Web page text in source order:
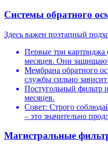
Системы обратного
Здесь важен поэтапный
Первые три картриджа
месяцев. Они
Мембрана обратного
службы сильно зависит
Постугольный фильтр
месяцев.
Совет: Строго
– это значительно
Магистральные